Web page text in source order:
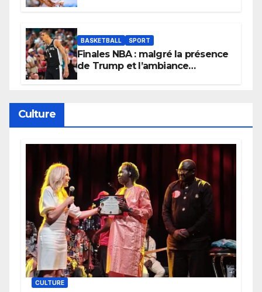
BASKETBALL SPORT
Finales NBA : malgré la présence
de Trump et l’ambiance
Culture
CULTURE